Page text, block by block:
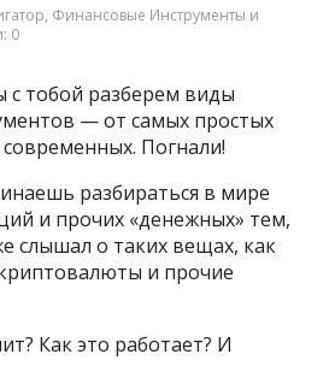
, Финансовые Инструменты и
0
с тобой разберем виды
— от самых простых
Погнали!
разбираться в мире
и прочих «денежных» тем,
слышал о таких вещах, как
и прочие
Как это работает? И